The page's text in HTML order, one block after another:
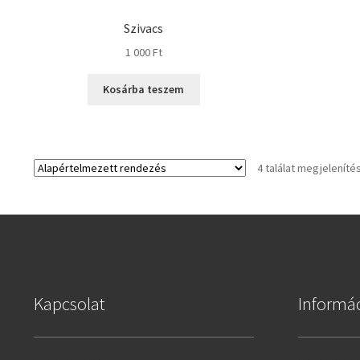
Szivacs
1 000Ft
Kosárba teszem
4 találat
Kapcsolat